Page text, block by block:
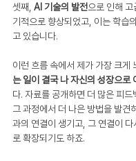
셋째, AI 기술의 발전으로 인해
기적으로 향상되었고, 이는 학습
고 있습니다.
이런 흐름 속에서 제가 가장 크게
는 일이 결국 나 자신의 성장으로
다. 자료를 공개하면 더 많은 피드
그 과정에서 더 나은 방법을 발견
과의 연결이 생기고, 그 연결이
로 확장되기도 하죠.